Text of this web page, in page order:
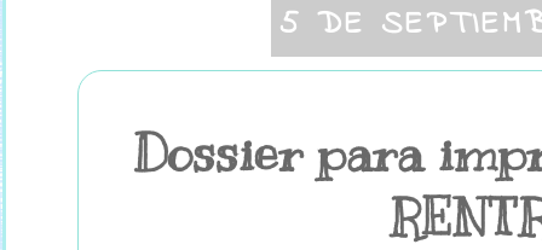
5 DE
Dossier para